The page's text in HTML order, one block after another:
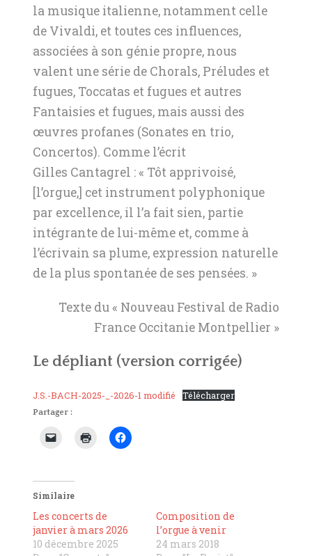
la musique italienne, notamment celle
de Vivaldi, et toutes ces influences,
associées à son génie propre, nous
valent une série de Chorals, Préludes et
fugues, Toccatas et fugues et autres
Fantaisies et fugues, mais aussi des
œuvres profanes (Sonates en trio,
Concertos). Comme l’écrit
Gilles Cantagrel : « Tôt apprivoisé,
[l’orgue,] cet instrument polyphonique
par excellence, il l’a fait sien, partie
intégrante de lui-même et, comme à
l’écrivain sa plume, expression naturelle
de la plus spontanée de ses pensées. »
Texte du « Nouveau Festival de Radio
France Occitanie Montpellier »
Le dépliant (version corrigée)
J.S.-BACH-2025-_-2026-1 modifié Télécharger
Partager :
Similaire
Les concerts de
janvier à mars 2026
10 décembre 2025
Composition de
l’orgue à venir
24 mars 2018